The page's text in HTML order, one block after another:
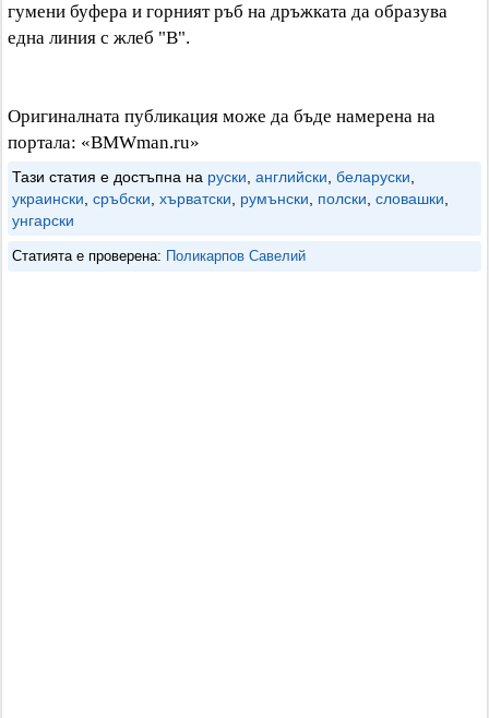
гумени буфера и горният ръб на дръжката да образува
една линия с жлеб "B".
Оригиналната публикация може да бъде намерена на
портала: «BMWman.ru»
Тази статия е достъпна на руски английски беларуски
украински сръбски хърватски румънски полски словашки
унгарски
Статията е проверена: Поликарпов Савелий